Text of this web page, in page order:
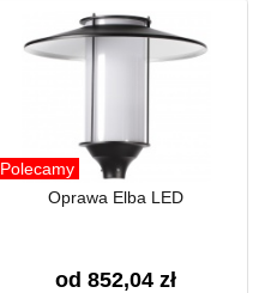
Polecamy
Oprawa Elba LED
od 852,04 zł